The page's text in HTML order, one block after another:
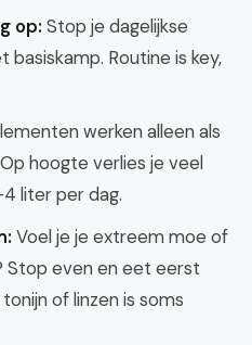
op: Stop je dagelijkse
basiskamp. Routine is key,
werken alleen als
hoogte verlies je veel
liter per dag.
Voel je je extreem moe of
Stop even en eet eerst
of linzen is soms